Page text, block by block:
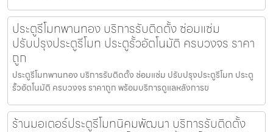
ประตูรีโมทพานทอง บริการรับติดตั้ง ซ่อมแซ่ม
ปรับปรุงประตูรีโมท ประตูรั้วอัตโนมัติ ครบวงจร ราคา
ถูก
ประตูรีโมทพานทอง บริการรับติดตั้ง ซ่อมแซ่ม ปรับปรุงประตูรีโมท ประตู
รั้วอัตโนมัติ ครบวงจร ราคาถูก พร้อมบริการดูแลหลังการข
ร้านมอเตอร์ประตูรีโมทนิคมพัฒนา บริการรับติดตั้ง